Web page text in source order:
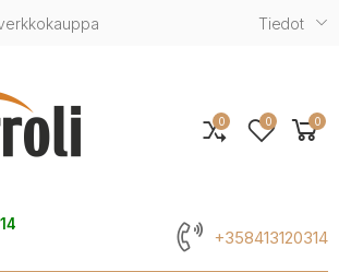
Tiedot
menu
+358413120314
0 0 0